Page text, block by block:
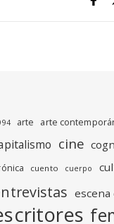
arte arte
cine
cuento cuerpo
escena